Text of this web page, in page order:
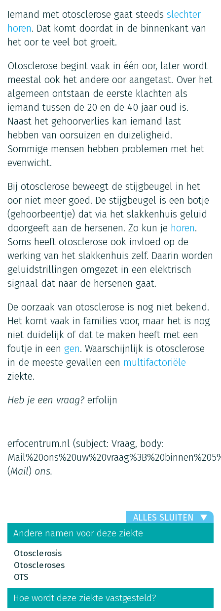
Iemand met otosclerose gaat steeds slechter
horen. Dat komt doordat in de binnenkant van
het oor te veel bot groeit.
Otosclerose begint vaak in één oor, later wordt
meestal ook het andere oor aangetast. Over het
algemeen ontstaan de eerste klachten als
iemand tussen de 20 en de 40 jaar oud is.
Naast het gehoorverlies kan iemand last
hebben van oorsuizen en duizeligheid.
Sommige mensen hebben problemen met het
evenwicht.
Bij otosclerose beweegt de stijgbeugel in het
oor niet meer goed. De stijgbeugel is een botje
(gehoorbeentje) dat via het slakkenhuis geluid
doorgeeft aan de hersenen. Zo kun je horen.
Soms heeft otosclerose ook invloed op de
werking van het slakkenhuis zelf. Daarin worden
geluidstrillingen omgezet in een elektrisch
signaal dat naar de hersenen gaat.
De oorzaak van otosclerose is nog niet bekend.
Het komt vaak in families voor, maar het is nog
niet duidelijk of dat te maken heeft met een
foutje in een gen. Waarschijnlijk is otosclerose
in de meeste gevallen een multifactoriële
ziekte.
Heb je een vraag? erfolijn
erfocentrum.nl (subject: Vraag, body:
(Mail) ons.
ALLES SLUITEN
Andere namen voor deze ziekte
Otosclerosis
Otoscleroses
OTS
Hoe wordt deze ziekte vastgesteld?